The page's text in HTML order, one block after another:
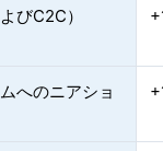
びC2C）
へのニアショ